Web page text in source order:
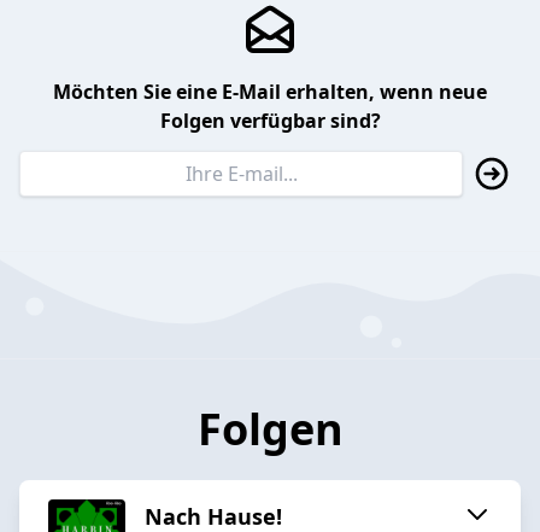
Möchten Sie eine E-Mail erhalten, wenn neue
Folgen verfügbar sind?
Folgen
Nach Hause!